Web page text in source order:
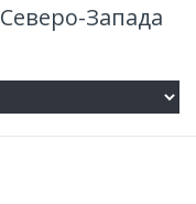
Запада